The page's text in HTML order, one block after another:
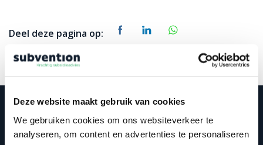
Deze website maakt gebruik van cookies
We gebruiken cookies om ons websiteverkeer te
analyseren, om content en advertenties te personaliseren
Deel deze pagina op:
STEL JE VRAAG AAN
MARCO